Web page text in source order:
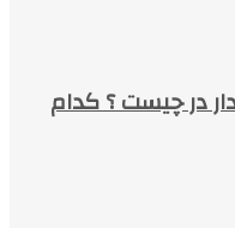
در چیست ؟ کدام